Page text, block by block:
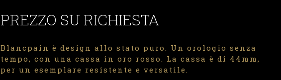
PREZZO SU RICHIESTA
Blancpain è design allo stato puro. Un orologio senza
tempo, con una cassa in oro rosso. La cassa è di 44mm,
per un esemplare resistente e versatile.